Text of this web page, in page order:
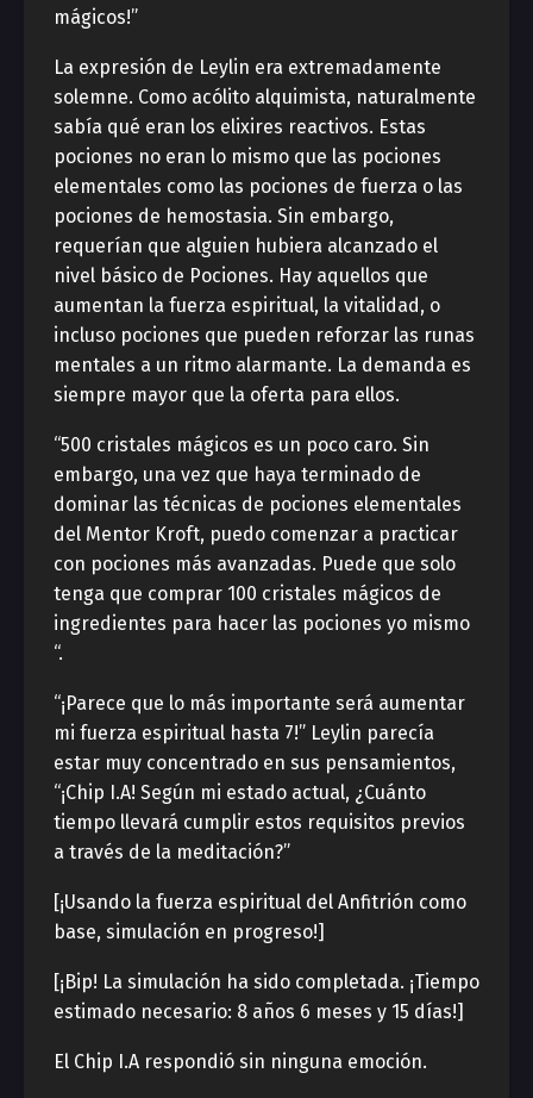
mágicos!”
La expresión de Leylin era extremadamente
solemne. Como acólito alquimista, naturalmente
sabía qué eran los elixires reactivos. Estas
pociones no eran lo mismo que las pociones
elementales como las pociones de fuerza o las
pociones de hemostasia. Sin embargo,
requerían que alguien hubiera alcanzado el
nivel básico de Pociones. Hay aquellos que
aumentan la fuerza espiritual, la vitalidad, o
incluso pociones que pueden reforzar las runas
mentales a un ritmo alarmante. La demanda es
siempre mayor que la oferta para ellos.
“500 cristales mágicos es un poco caro. Sin
embargo, una vez que haya terminado de
dominar las técnicas de pociones elementales
del Mentor Kroft, puedo comenzar a practicar
con pociones más avanzadas. Puede que solo
tenga que comprar 100 cristales mágicos de
ingredientes para hacer las pociones yo mismo
“.
“¡Parece que lo más importante será aumentar
mi fuerza espiritual hasta 7!” Leylin parecía
estar muy concentrado en sus pensamientos,
“¡Chip I.A! Según mi estado actual, ¿Cuánto
tiempo llevará cumplir estos requisitos previos
a través de la meditación?”
[¡Usando la fuerza espiritual del Anfitrión como
base, simulación en progreso!]
[¡Bip! La simulación ha sido completada. ¡Tiempo
estimado necesario: 8 años 6 meses y 15 días!]
El Chip I.A respondió sin ninguna emoción.